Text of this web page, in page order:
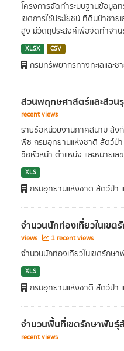
โครงการจัดทำระบบฐานข้อมูล
เขตการใช้ประโยชน์ ที่ดินป่าชา
สูง มีวัตถุประสงค์เพื่อจัดทำฐา
XLSX CSV
กรมทรัพยากรทางทะเลและช
สวนพฤกษศาสตร์และสวน
recent views
รายชื่อหน่วยงานภาคสนาม สัง
พืช กรมอุทยานแห่งชาติ สัตว์ป่
ชื่อหัวหน้า ตำแหน่ง และหมายเ
XLS
กรมอุทยานแห่งชาติ สัตว์ป่า
จำนวนนักท่องเที่ยวในเข
views
1 recent views
จำนวนนักท่องเที่ยวในเขตรักษ
XLS
กรมอุทยานแห่งชาติ สัตว์ป่า
จำนวนพื้นที่เขตรักษาพันธุ์
recent views